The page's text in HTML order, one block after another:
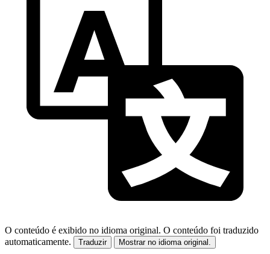
O conteúdo é exibido no idioma original. O conteúdo foi traduzido
automaticamente.
Traduzir Mostrar no idioma original.